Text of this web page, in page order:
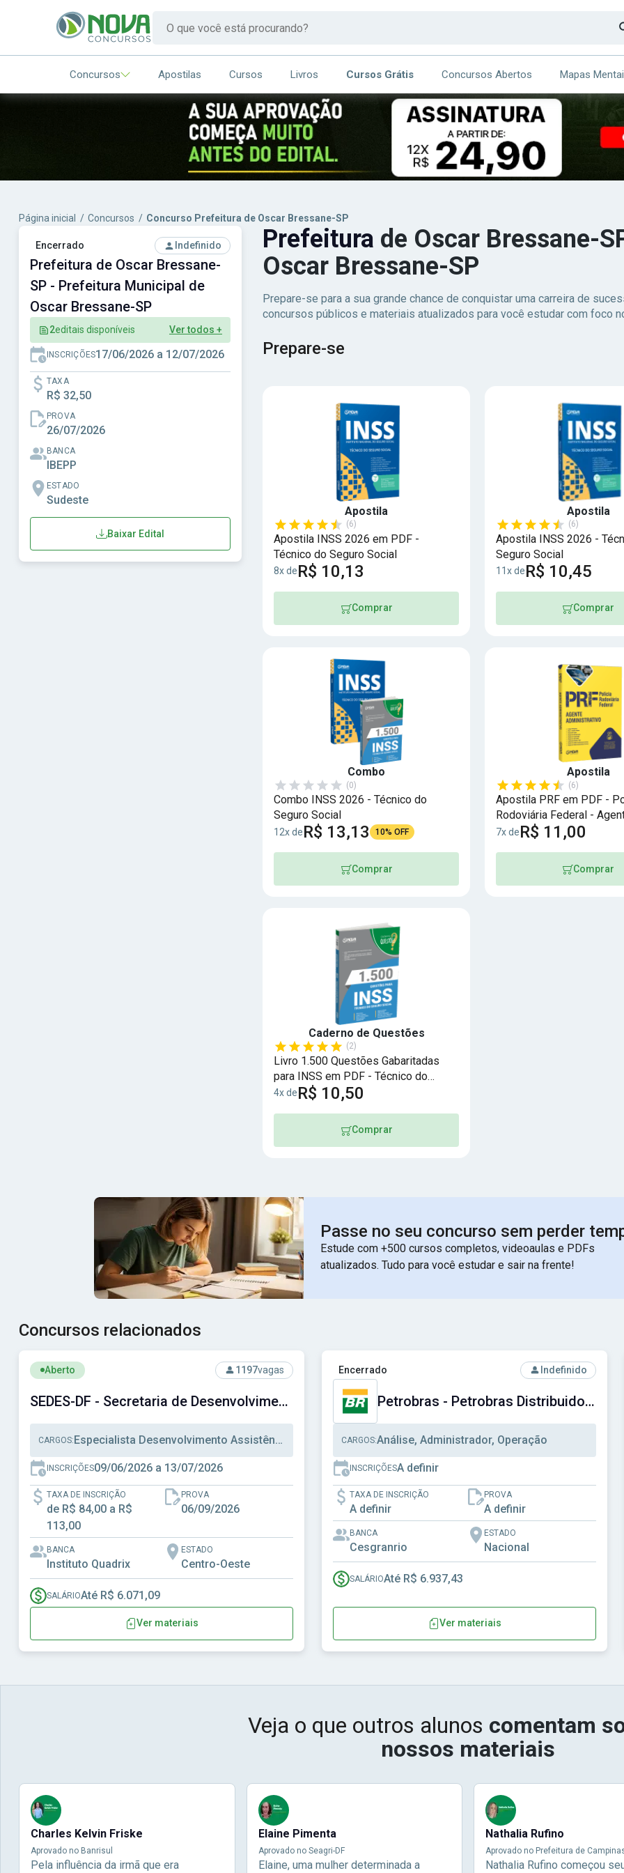
Concursos Apostilas Cursos Livros Cursos Grátis Concursos Abertos Mapas
Página inicial / Concursos / Concurso Prefeitura de Oscar Bressane-SP
Encerrado Indefinido
Prefeitura de Oscar Bressane-
SP - Prefeitura Municipal de
Oscar Bressane-SP
2editais disponíveis Ver todos +
INSCRIÇÕES17/06/2026 a 12/07/2026
TAXA
R$ 32,50
PROVA
26/07/2026
BANCA
IBEPP
ESTADO
Sudeste
Baixar Edital
Prefeitura de Oscar Bressane-
Oscar Bressane-SP
Prepare-se para a sua grande chance de conquistar uma carreira de
concursos públicos e materiais atualizados para você estudar com foco
Prepare-se
Apostila
(6)
Apostila INSS 2026 em PDF -
Técnico do Seguro Social
8x deR$ 10,13
Comprar
Apostila
(6)
Apostila INSS 2026 -
Seguro Social
11x deR$ 10,45
Comprar
Combo
(0)
Combo INSS 2026 - Técnico do
Seguro Social
12x deR$ 13,13 10% OFF
Comprar
Apostila
(6)
Apostila PRF em PDF -
Rodoviária Federal -
Administrativo
7x deR$ 11,00
Comprar
Caderno de Questões
(2)
Livro 1.500 Questões Gabaritadas
para INSS em PDF - Técnico do
Seguro Social
4x deR$ 10,50
Comprar
Passe no seu concurso sem perder
Estude com +500 cursos completos, videoaulas e PDFs
atualizados. Tudo para você estudar e sair na frente!
Concursos relacionados
Ver concurso: SEDES-DF - Secretaria de Desenvolvimento Social do Distrito Federal
Aberto 1197vagas
SEDES-DF - Secretaria de Desenvolvimento Social do Distrito Federal
CARGOS: Especialista Desenvolvimento Assistência Social, Técnico Desenvolvimento Assistência Social, Técnico Administrativo
INSCRIÇÕES09/06/2026 a 13/07/2026
TAXA DE INSCRIÇÃO
de R$ 84,00 a R$
113,00
PROVA
06/09/2026
BANCA
Instituto Quadrix
ESTADO
Centro-Oeste
SALÁRIOAté R$ 6.071,09
Ver materiais
Ver concurso: Petrobras - Petrobras Distribuidora S.A.
Encerrado Indefinido
Petrobras - Petrobras Distribuidora S.A.
CARGOS:Análise, Administrador, Operação
INSCRIÇÕESA definir
TAXA DE INSCRIÇÃO
A definir
PROVA
A definir
BANCA
Cesgranrio
ESTADO
Nacional
SALÁRIOAté R$ 6.937,43
Ver materiais
Veja o que outros alunos comentam
nossos materiais
Charles Kelvin Friske
Aprovado no Banrisul
Pela influência da irmã que era
Elaine Pimenta
Aprovado no Seagri-DF
Elaine, uma mulher determinada a
Nathalia Rufino
Aprovado no Prefeitura de
Nathalia Rufino começou